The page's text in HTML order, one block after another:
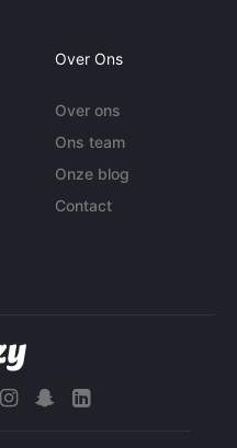
Over Ons
Over ons
Ons team
Onze blog
Contact